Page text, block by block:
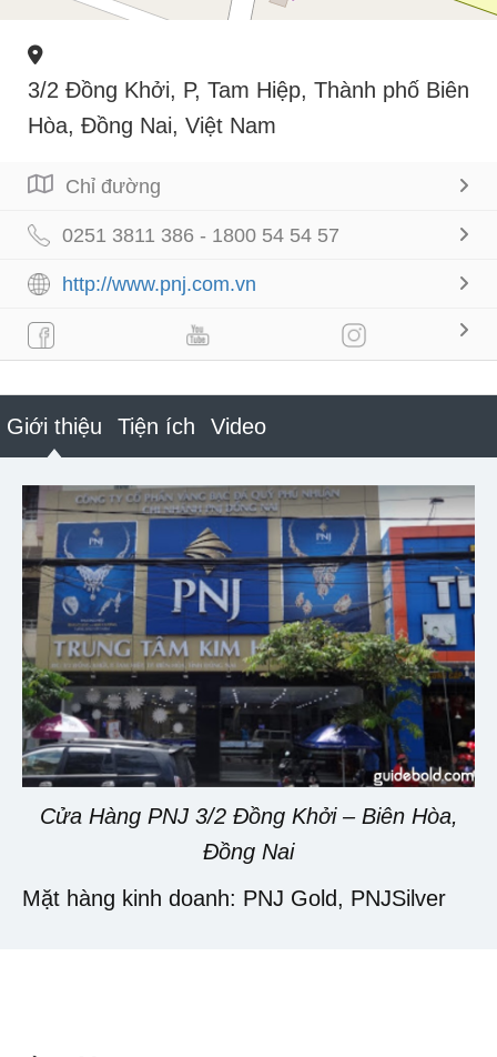
3/2 Đồng Khởi, P, Tam Hiệp, Thành phố Biên
Hòa, Đồng Nai, Việt Nam
Chỉ đường
0251 3811 386 - 1800 54 54 57
http://www.pnj.com.vn
Giới thiệu Tiện ích Video
Cửa Hàng PNJ 3/2 Đồng Khởi – Biên Hòa,
Đồng Nai
Mặt hàng kinh doanh: PNJ Gold, PNJSilver